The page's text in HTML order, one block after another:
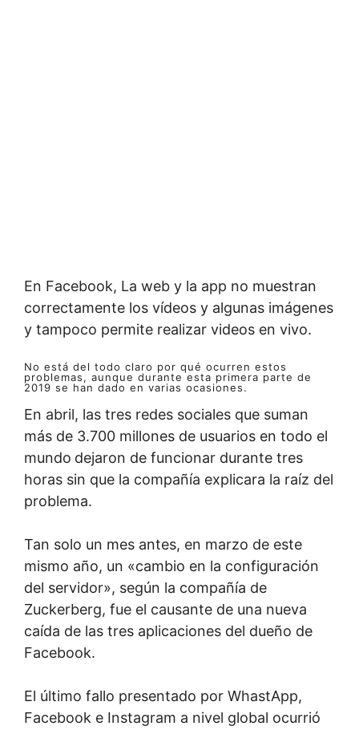
En Facebook, La web y la app no muestran
correctamente los vídeos y algunas imágenes
y tampoco permite realizar videos en vivo.
No está del todo claro por qué ocurren estos
problemas, aunque durante esta primera parte de
2019 se han dado en varias ocasiones.
En abril, las tres redes sociales que suman
más de 3.700 millones de usuarios en todo el
mundo dejaron de funcionar durante tres
horas sin que la compañía explicara la raíz del
problema.
Tan solo un mes antes, en marzo de este
mismo año, un «cambio en la configuración
del servidor», según la compañía de
Zuckerberg, fue el causante de una nueva
caída de las tres aplicaciones del dueño de
Facebook.
El último fallo presentado por WhastApp,
Facebook e Instagram a nivel global ocurrió